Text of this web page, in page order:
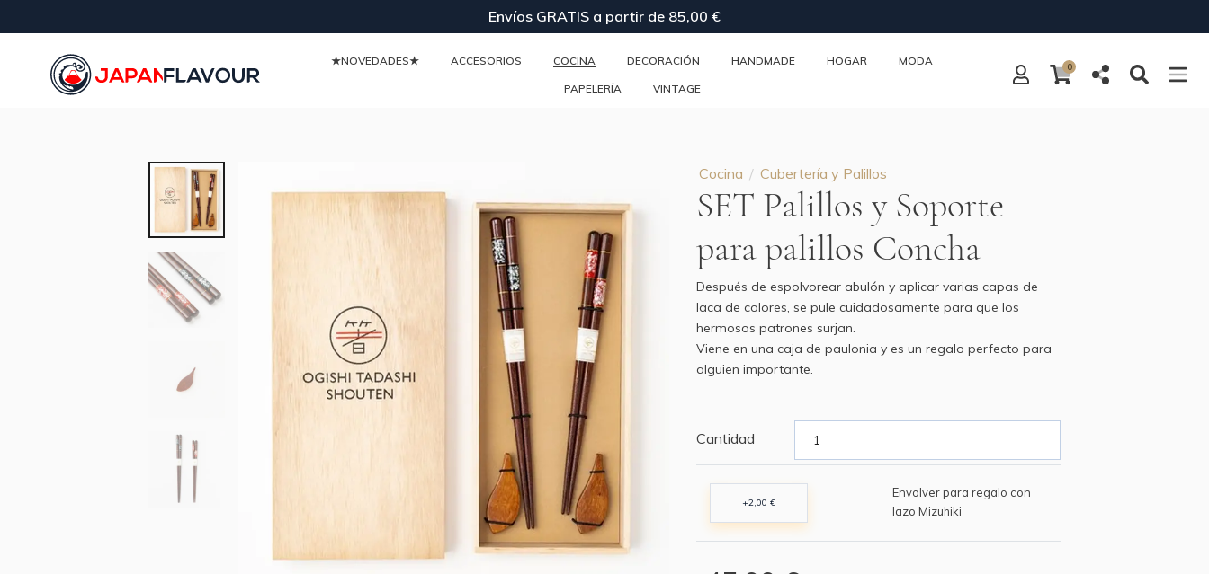
Envíos GRATIS a partir de 85,00 €
★NOVEDADES★ ACCESORIOS COCINA DECORACIÓN HANDMADE HOGAR MODA
PAPELERÍA VINTAGE
0
Cocina Cubertería y Palillos
SET Palillos y Soporte
para palillos Concha
Después de espolvorear abulón y aplicar varias capas de
laca de colores, se pule cuidadosamente para que los
hermosos patrones surjan.
Viene en una caja de paulonia y es un regalo perfecto para
alguien importante.
Cantidad
+2,00 €
Envolver para regalo con
lazo Mizuhiki